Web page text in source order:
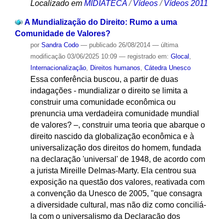
Localizado em MIDIATECA /Vídeos /Vídeos 2011
A Mundialização do Direito: Rumo a uma
Comunidade de Valores?
por Sandra Codo — publicado26/08/2014 — última
modificação03/06/2025 10:09 — registrado em: Glocal ,
Internacionalização, Direitos humanos, Cátedra Unesco
Essa conferência buscou, a partir de duas
indagações - mundializar o direito se limita a
construir uma comunidade econômica ou
prenuncia uma verdadeira comunidade mundial
de valores? –, construir uma teoria que abarque o
direito nascido da globalização econômica e à
universalização dos direitos do homem, fundada
na declaração 'universal' de 1948, de acordo com
a jurista Mireille Delmas-Marty. Ela centrou sua
exposição na questão dos valores, reativada com
a convenção da Unesco de 2005, "que consagra
a diversidade cultural, mas não diz como conciliá-
la com o universalismo da Declaração dos